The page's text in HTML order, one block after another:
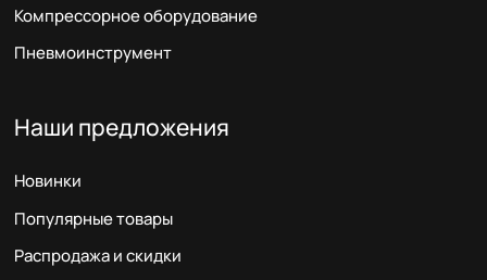
Компрессорное оборудование
Пневмоинструмент
Наши предложения
Новинки
Популярные товары
Распродажа и скидки